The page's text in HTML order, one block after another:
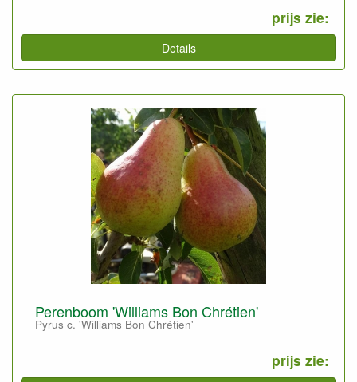
prijs zie:
Details
Perenboom 'Williams Bon Chrétien'
Pyrus c. 'Williams Bon Chrétien'
prijs zie: